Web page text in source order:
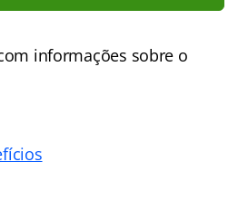
informações sobre o